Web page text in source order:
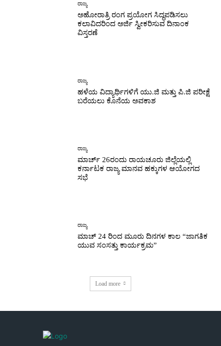
ರಾಜ್ಯ
ಅಹೋರಾತ್ರಿ ರಂಗ ಪ್ರಯೋಗ ಸಿದ್ಧಪಡಿಸಲು
ಕಲಾವಿದರಿಂದ ಅರ್ಜಿ ಸ್ವೀಕರಿಸುವ ದಿನಾಂಕ
ವಿಸ್ತರಣೆ
ರಾಜ್ಯ
ಹಳೆಯ ವಿದ್ಯಾರ್ಥಿಗಳಿಗೆ ಯು.ಜಿ ಮತ್ತು ಪಿ.ಜಿ ಪರೀಕ್ಷೆ
ಬರೆಯಲು ಕೊನೆಯ ಅವಕಾಶ
ರಾಜ್ಯ
ಮಾರ್ಚ್ 26ರಂದು ರಾಯಚೂರು ಜಿಲ್ಲೆಯಲ್ಲಿ
ಕರ್ನಾಟಕ ರಾಜ್ಯ ಮಾನವ ಹಕ್ಕುಗಳ ಆಯೋಗದ
ಸಭೆ
ರಾಜ್ಯ
ಮಾಚ್ 24 ರಿಂದ ಮೂರು ದಿನಗಳ ಕಾಲ “ಜಾಗತಿಕ
ಯುವ ಸಂಸತ್ತು ಕಾರ್ಯಕ್ರಮ”
Load more